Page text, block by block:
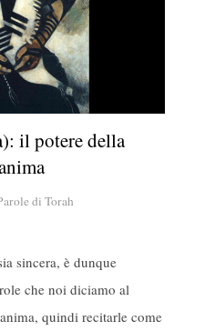
il potere della
di Torah
sincera, è dunque
che noi diciamo al
quindi recitarle come